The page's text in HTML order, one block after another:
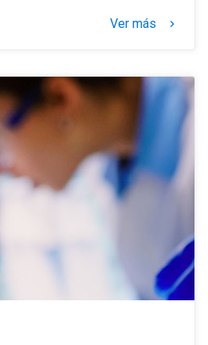
Ver más keyboard_arrow_right